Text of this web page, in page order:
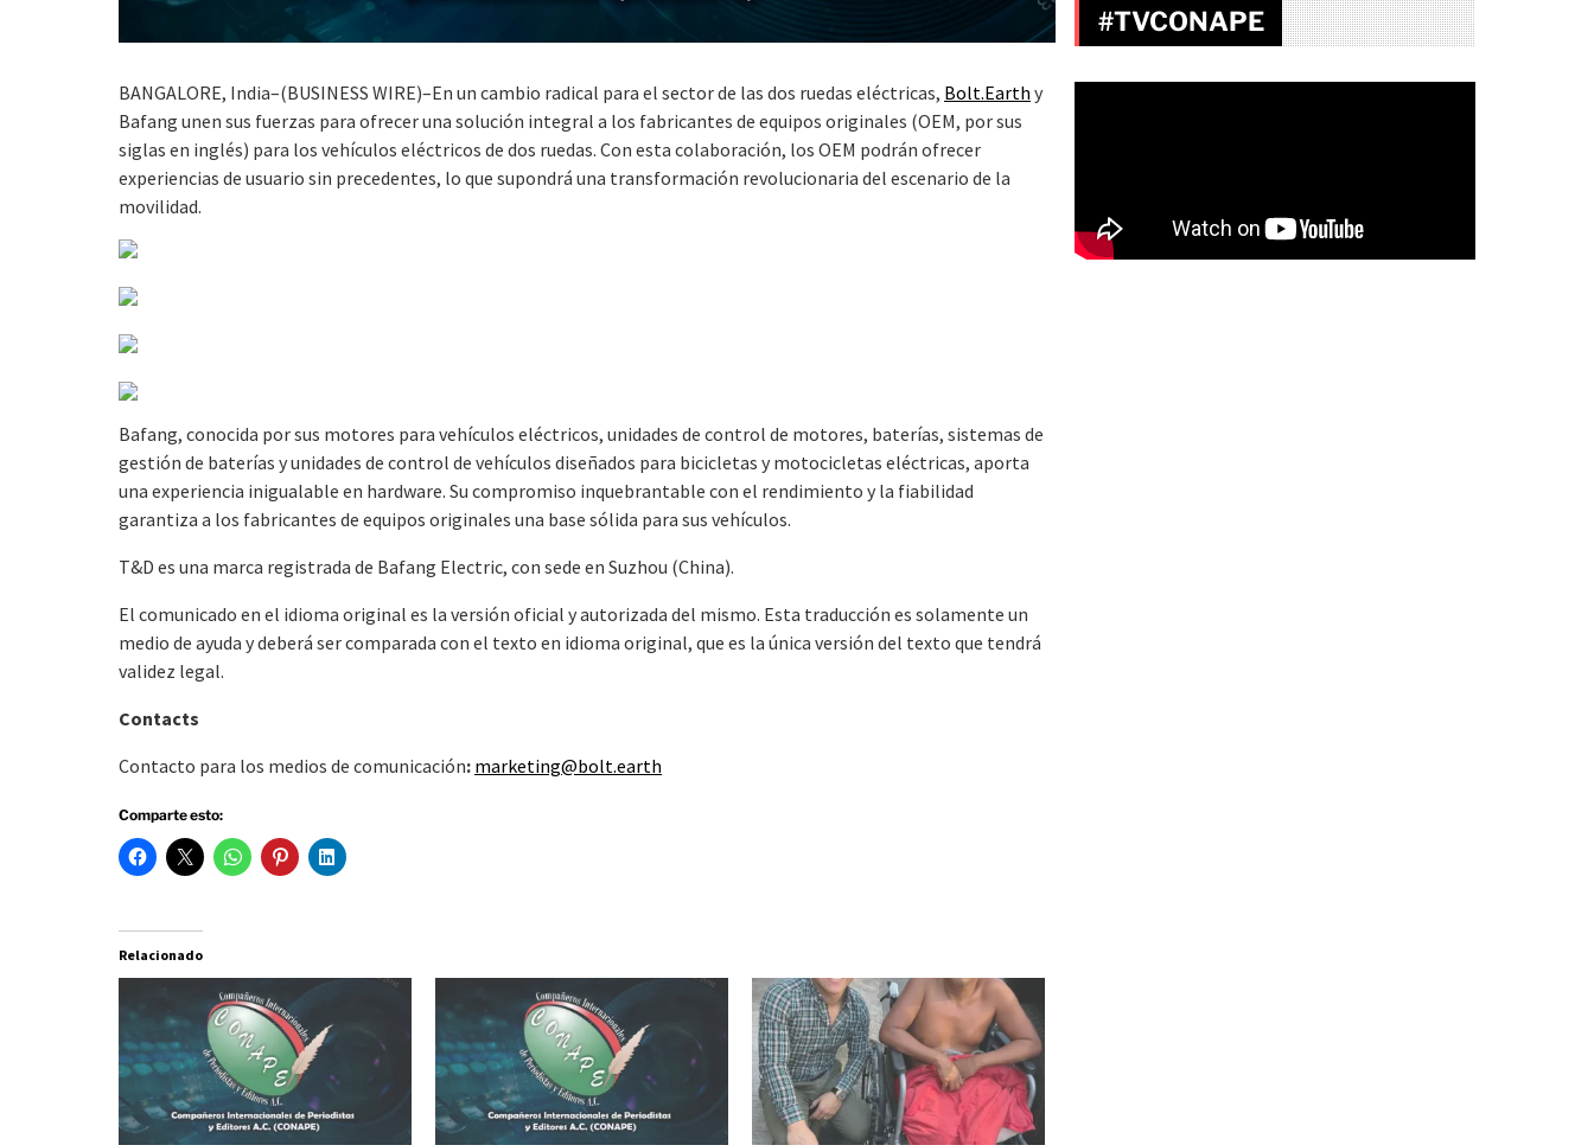
BANGALORE, India–(BUSINESS WIRE)–En un cambio radical para el sector de las dos ruedas eléctricas, Bolt.Earth y
Bafang unen sus fuerzas para ofrecer una solución integral a los fabricantes de equipos originales (OEM, por sus
siglas en inglés) para los vehículos eléctricos de dos ruedas. Con esta colaboración, los OEM podrán ofrecer
experiencias de usuario sin precedentes, lo que supondrá una transformación revolucionaria del escenario de la
movilidad.
Bafang, conocida por sus motores para vehículos eléctricos, unidades de control de motores, baterías, sistemas de
gestión de baterías y unidades de control de vehículos diseñados para bicicletas y motocicletas eléctricas, aporta
una experiencia inigualable en hardware. Su compromiso inquebrantable con el rendimiento y la fiabilidad
garantiza a los fabricantes de equipos originales una base sólida para sus vehículos.
T&D es una marca registrada de Bafang Electric, con sede en Suzhou (China).
El comunicado en el idioma original es la versión oficial y autorizada del mismo. Esta traducción es solamente un
medio de ayuda y deberá ser comparada con el texto en idioma original, que es la única versión del texto que tendrá
validez legal.
Contacts
Contacto para los medios de comunicación: marketing@bolt.earth
Comparte esto:
Relacionado
#TVCONAPE